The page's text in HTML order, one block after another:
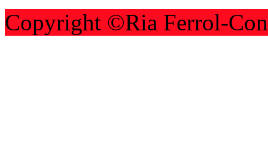
Copyright ©Ria Ferrol-